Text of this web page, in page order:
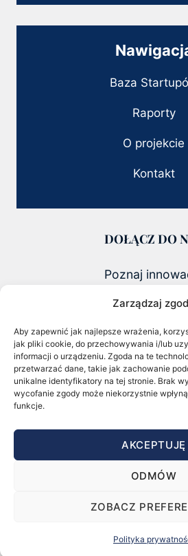
Zarządzaj
Aby zapewnić jak najlepsze wrażenia,
jak pliki cookie, do przechowywania i/lub
informacji o urządzeniu. Zgoda na te
przetwarzać dane, takie jak zachowanie
unikalne identyfikatory na tej stronie. Brak
wycofanie zgody może niekorzystnie
funkcje.
AKCEPTUJĘ
ODMÓW
ZOBACZ
Polityka
Baza
Raporty
O projekcie
Kontakt
DOŁĄCZ DO
Poznaj
ZOBACZ NAJNOWSZY
CHECK OUT OUR
REPORT
Startupy Pozytywnego